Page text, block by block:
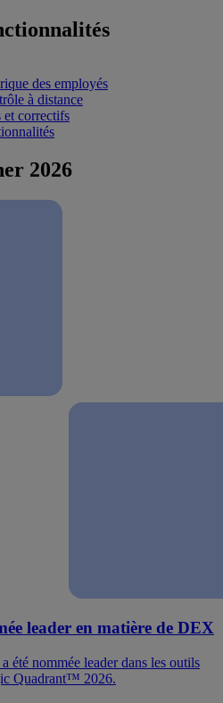
des employés
à distance
et correctifs
2026
leader en matière de DEX
été nommée leader dans les outils
Quadrant™ 2026.